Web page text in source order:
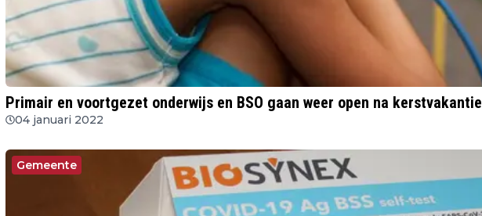
Primair en voortgezet onderwijs en BSO gaan weer open na kerstvakantie
04 januari 2022
Gemeente